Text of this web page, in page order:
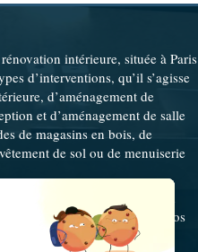
intérieure, située à Paris
d’interventions, qu’il s’agisse
d’aménagement de
et d’aménagement de salle
de magasins en bois, de
de sol ou de menuiserie
aussi bien à Paris qu’en Grand
de qualité adaptés à vos